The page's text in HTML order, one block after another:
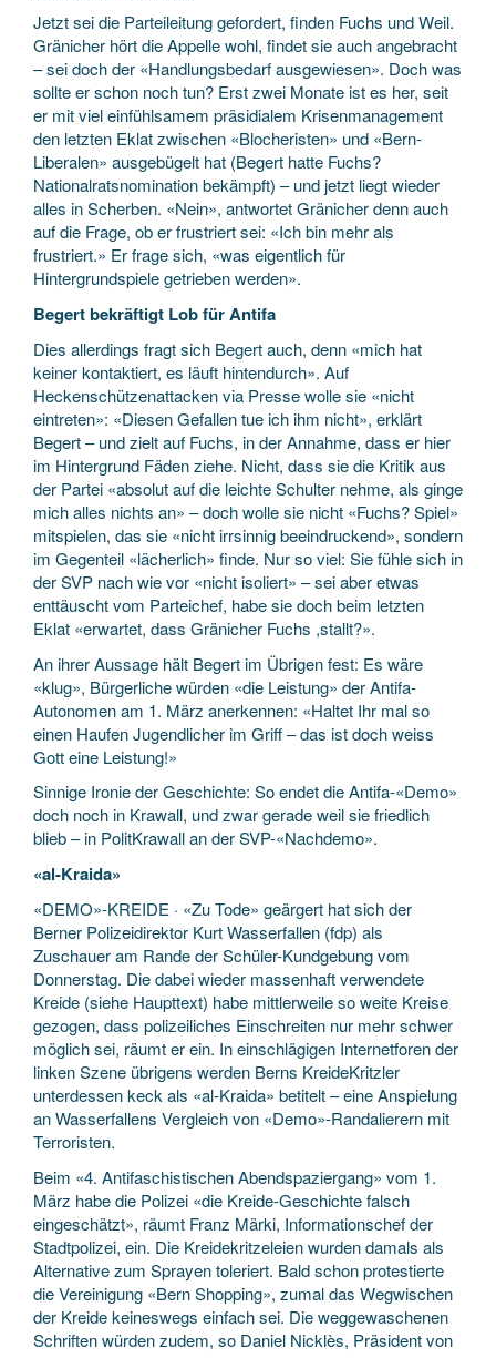
Jetzt sei die Parteileitung gefordert, finden Fuchs und Weil.
Gränicher hört die Appelle wohl, findet sie auch angebracht
– sei doch der «Handlungsbedarf ausgewiesen». Doch was
sollte er schon noch tun? Erst zwei Monate ist es her, seit
er mit viel einfühlsamem präsidialem Krisenmanagement
den letzten Eklat zwischen «Blocheristen» und «Bern-
Liberalen» ausgebügelt hat (Begert hatte Fuchs?
Nationalratsnomination bekämpft) – und jetzt liegt wieder
alles in Scherben. «Nein», antwortet Gränicher denn auch
auf die Frage, ob er frustriert sei: «Ich bin mehr als
frustriert.» Er frage sich, «was eigentlich für
Hintergrundspiele getrieben werden».
Begert bekräftigt Lob für Antifa
Dies allerdings fragt sich Begert auch, denn «mich hat
keiner kontaktiert, es läuft hintendurch». Auf
Heckenschützenattacken via Presse wolle sie «nicht
eintreten»: «Diesen Gefallen tue ich ihm nicht», erklärt
Begert – und zielt auf Fuchs, in der Annahme, dass er hier
im Hintergrund Fäden ziehe. Nicht, dass sie die Kritik aus
der Partei «absolut auf die leichte Schulter nehme, als ginge
mich alles nichts an» – doch wolle sie nicht «Fuchs? Spiel»
mitspielen, das sie «nicht irrsinnig beeindruckend», sondern
im Gegenteil «lächerlich» finde. Nur so viel: Sie fühle sich in
der SVP nach wie vor «nicht isoliert» – sei aber etwas
enttäuscht vom Parteichef, habe sie doch beim letzten
Eklat «erwartet, dass Gränicher Fuchs ,stallt?».
An ihrer Aussage hält Begert im Übrigen fest: Es wäre
«klug», Bürgerliche würden «die Leistung» der Antifa-
Autonomen am 1. März anerkennen: «Haltet Ihr mal so
einen Haufen Jugendlicher im Griff – das ist doch weiss
Gott eine Leistung!»
Sinnige Ironie der Geschichte: So endet die Antifa-«Demo»
doch noch in Krawall, und zwar gerade weil sie friedlich
blieb – in PolitKrawall an der SVP-«Nachdemo».
«al-Kraida»
«DEMO»-KREIDE · «Zu Tode» geärgert hat sich der
Berner Polizeidirektor Kurt Wasserfallen (fdp) als
Zuschauer am Rande der Schüler-Kundgebung vom
Donnerstag. Die dabei wieder massenhaft verwendete
Kreide (siehe Haupttext) habe mittlerweile so weite Kreise
gezogen, dass polizeiliches Einschreiten nur mehr schwer
möglich sei, räumt er ein. In einschlägigen Internetforen der
linken Szene übrigens werden Berns KreideKritzler
unterdessen keck als «al-Kraida» betitelt – eine Anspielung
an Wasserfallens Vergleich von «Demo»-Randalierern mit
Terroristen.
Beim «4. Antifaschistischen Abendspaziergang» vom 1.
März habe die Polizei «die Kreide-Geschichte falsch
eingeschätzt», räumt Franz Märki, Informationschef der
Stadtpolizei, ein. Die Kreidekritzeleien wurden damals als
Alternative zum Sprayen toleriert. Bald schon protestierte
die Vereinigung «Bern Shopping», zumal das Wegwischen
der Kreide keineswegs einfach sei. Die weggewaschenen
Schriften würden zudem, so Daniel Nicklès, Präsident von